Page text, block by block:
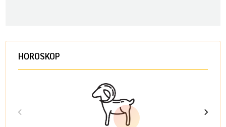
HOROSKOP